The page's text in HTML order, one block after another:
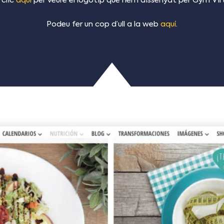
Podeu fer un cop d’ull a la web aquí.